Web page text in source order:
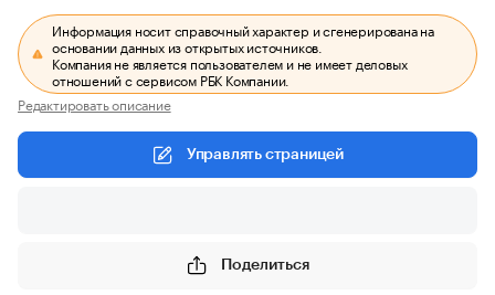
Информация носит справочный характер и сгенерирована на
основании данных из открытых источников.
Компания не является пользователем и не имеет деловых
отношений с сервисом РБК Компании.
Редактировать описание
Управлять страницей
Поделиться